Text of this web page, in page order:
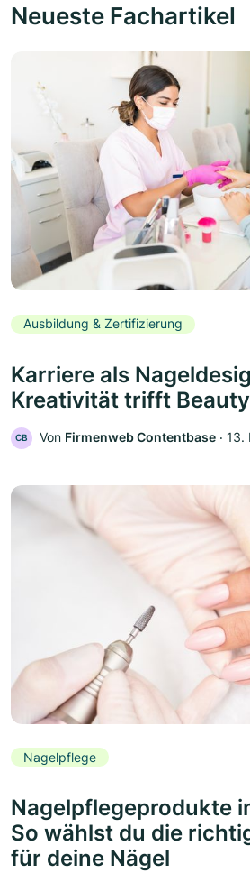
Neueste Fachartikel
Ausbildung & Zertifizierung
Karriere als
Kreativität trifft
CB Von Firmenweb Contentbase ‧ 13.
Nagelpflege
Nagelpflegeprodukte
So wählst du die
für deine Nägel